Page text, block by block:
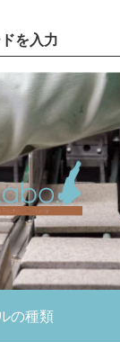
の種類